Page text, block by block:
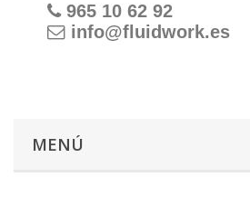
965 10 62 92
info@fluidwork.es
MENÚ